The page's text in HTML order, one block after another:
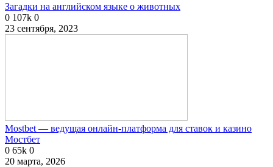
Загадки на английском языке о животных
0 107k 0
23 сентября, 2023
Mostbet — ведущая онлайн-платформа для ставок и казино
Мостбет
0 65k 0
20 марта, 2026